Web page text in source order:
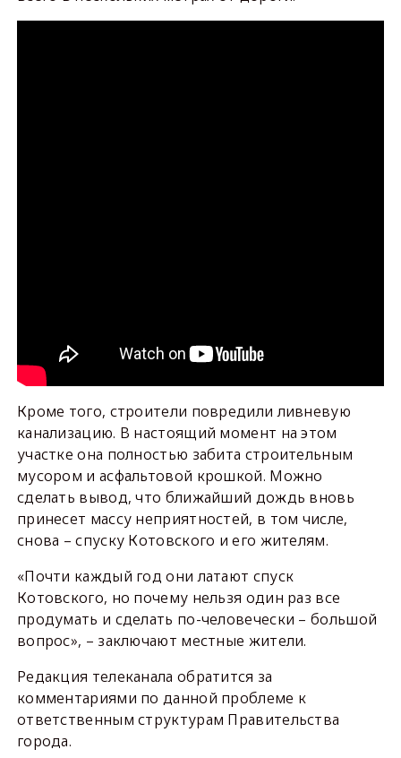
Кроме того, строители повредили ливневую
канализацию. В настоящий момент на этом
участке она полностью забита строительным
мусором и асфальтовой крошкой. Можно
сделать вывод, что ближайший дождь вновь
принесет массу неприятностей, в том числе,
снова – спуску Котовского и его жителям.
«Почти каждый год они латают спуск
Котовского, но почему нельзя один раз все
продумать и сделать по-человечески – большой
вопрос», – заключают местные жители.
Редакция телеканала обратится за
комментариями по данной проблеме к
ответственным структурам Правительства
города.